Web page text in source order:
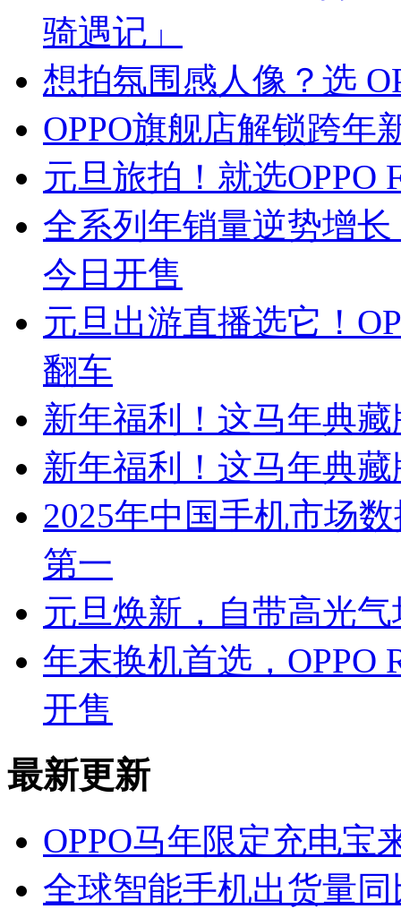
骑遇记」
想拍氛围感人像？选
OPPO旗舰店解锁跨年
元旦旅拍！就选OPPO
全系列年销量逆势增长
今日开售
元旦出游直播选它！
翻车
新年福利！这马年典
新年福利！这马年典
2025年中国手机市场
第一
元旦焕新，自带高光气
年末换机首选，OPPO
开售
最新更新
OPPO马年限定充电宝
全球智能手机出货量